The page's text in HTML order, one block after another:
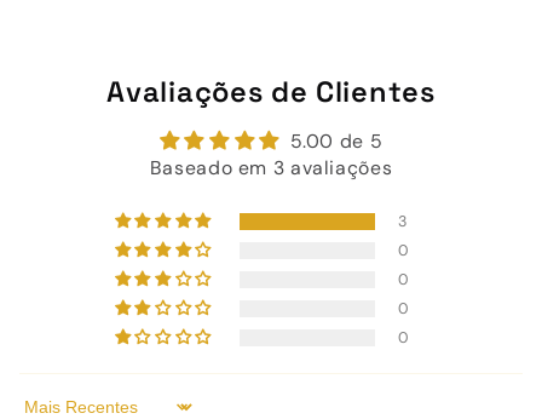
Avaliações de Clientes
5.00 de 5
Baseado em 3 avaliações
3
0
0
0
0